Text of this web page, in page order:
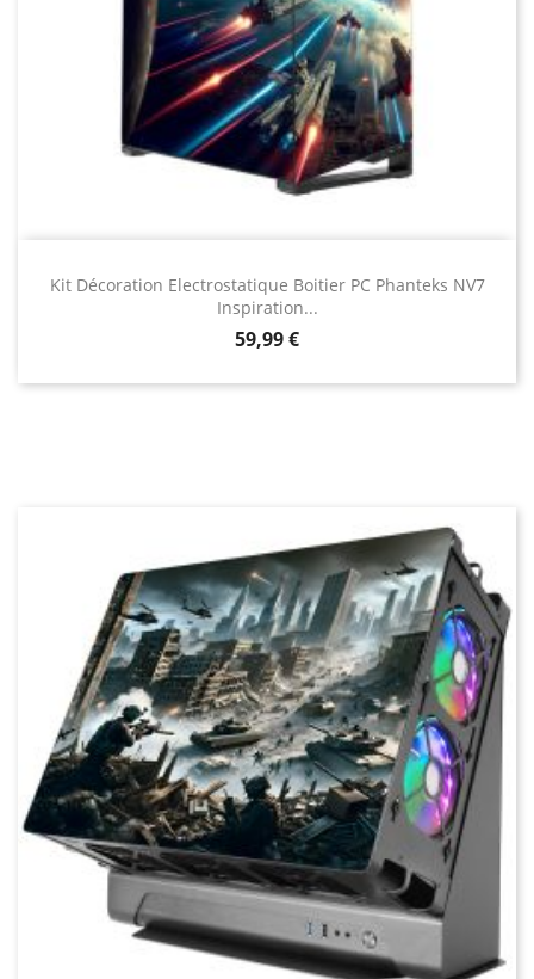
Kit Décoration Electrostatique Boitier PC Phanteks NV7
Inspiration...
Prix
59,99 €